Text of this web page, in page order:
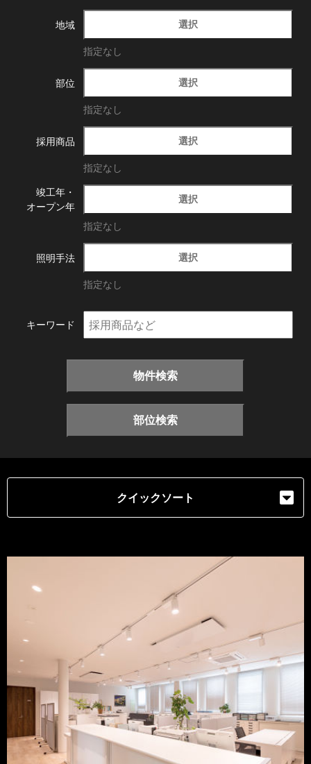
地域 選択
指定なし
部位 選択
指定なし
採用商品 選択
指定なし
竣工年・
オープン年
選択
指定なし
照明手法 選択
指定なし
キーワード
物件検索
部位検索
クイックソート